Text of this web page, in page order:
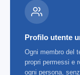
Profilo utente
Ogni membro del
propri permessi e
ogni persona,